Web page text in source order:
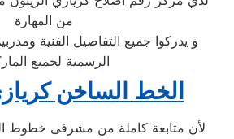
من المهارة
الرسمية لجميع
الخط الساخن
لأن متابعة كاملة من مشرفى خطوط